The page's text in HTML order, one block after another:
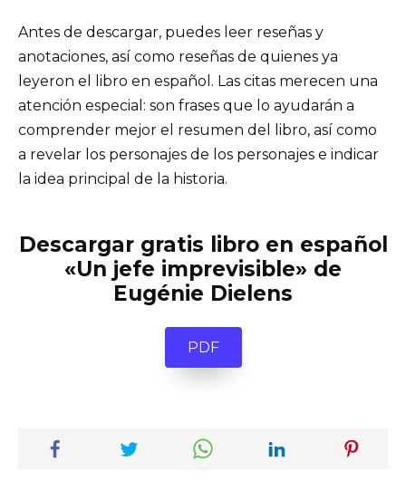
Antes de descargar, puedes leer reseñas y
anotaciones, así como reseñas de quienes ya
leyeron el libro en español. Las citas merecen una
atención especial: son frases que lo ayudarán a
comprender mejor el resumen del libro, así como
a revelar los personajes de los personajes e indicar
la idea principal de la historia.
Descargar gratis libro en español
«Un jefe imprevisible» de
Eugénie Dielens
PDF